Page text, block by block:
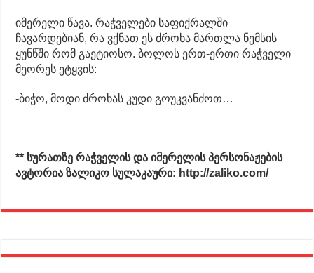
იმერელი წავა. რაჭველები საფიქრალში
ჩავარდებიან, რა ვქნათ ეს ძროხა მართლა ნემსის
ყუნწში რომ გაეტიოსო. ბოლოს ერთ-ერთი რაჭველი
მეორეს ეტყვის:
-ბიჭო, მოდი ძროხას კუდი გოუკვანძოთ…
** სურათზე რაჭველის და იმერელის პერსონაჟების
ავტორია ზალიკო სულაკაური: http://zaliko.com/